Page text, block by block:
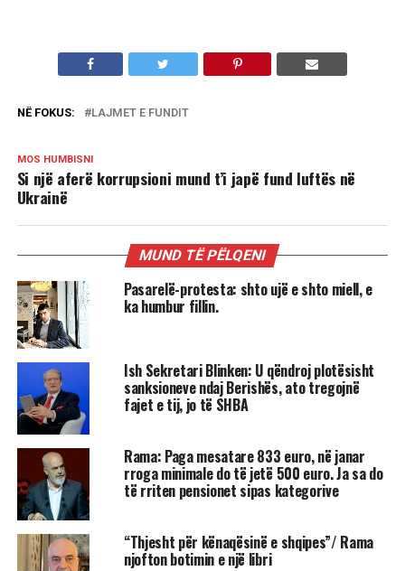
NË FOKUS: LAJMET E FUNDIT
MOS HUMBISNI
Si një aferë korrupsioni mund t’i japë fund luftës në
Ukrainë
MUND TË PËLQENI
Pasarelë-protesta: shto ujë e shto miell, e
ka humbur fillin.
Ish Sekretari Blinken: U qëndroj plotësisht
sanksioneve ndaj Berishës, ato tregojnë
fajet e tij, jo të SHBA
Rama: Paga mesatare 833 euro, në janar
rroga minimale do të jetë 500 euro. Ja sa do
të rriten pensionet sipas kategorive
“Thjesht për kënaqësinë e shqipes”/ Rama
njofton botimin e një libri